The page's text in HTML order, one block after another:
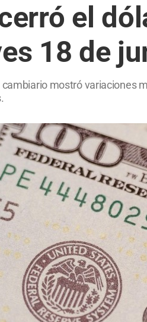
el
18 de
cambiario mostró variaciones